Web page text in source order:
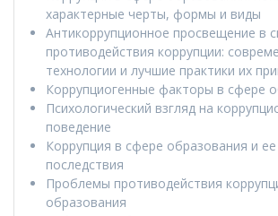
характерные черты, формы и виды
Антикоррупционное просвещение в
противодействия коррупции:
технологии и лучшие практики их
Коррупциогенные факторы в сфере
Психологический взгляд на
поведение
Коррупция в сфере образования и
последствия
Проблемы противодействия
образования